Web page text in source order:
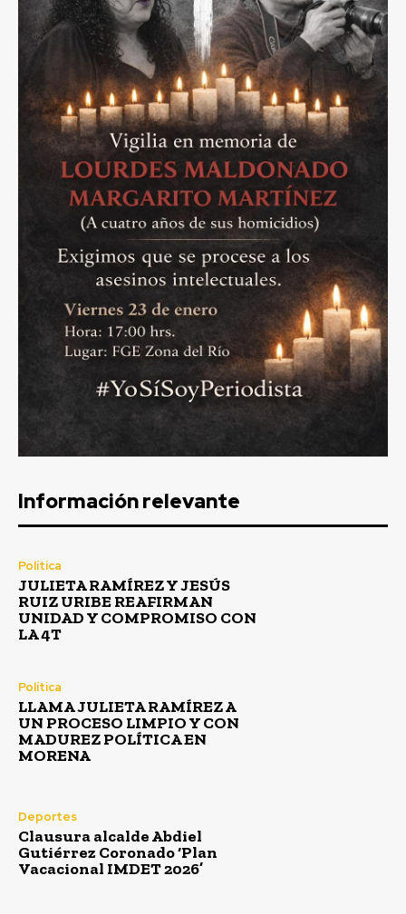
Información relevante
Política
JULIETA RAMÍREZ Y JESÚS
RUIZ URIBE REAFIRMAN
UNIDAD Y COMPROMISO CON
LA 4T
Política
LLAMA JULIETA RAMÍREZ A
UN PROCESO LIMPIO Y CON
MADUREZ POLÍTICA EN
MORENA
Deportes
Clausura alcalde Abdiel
Gutiérrez Coronado ‘Plan
Vacacional IMDET 2026’